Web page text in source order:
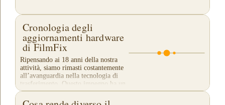
Cronologia degli
aggiornamenti hardware
di FilmFix
Ripensando ai 18 anni della nostra
attività, siamo rimasti costantemente
all’avanguardia nella tecnologia di
trasferimento. Questo impegno ha un
costo, ma è necessario per continuare
a...